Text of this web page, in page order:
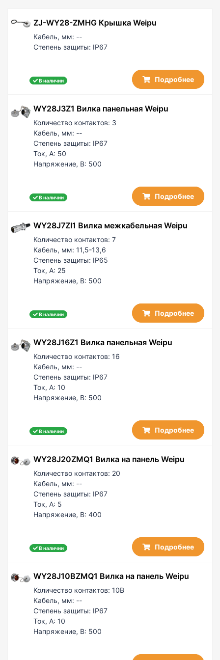
PG16/AD21.2
PG21/AD28.5
PG29/AD34.5
50
50 / 10
50 / 25
100 / 50
ZJ-WY28-ZMHG Крышка Weipu
Кабель, мм: --
Степень защиты: IP67
В наличии Подробнее
WY28J3Z1 Вилка панельная Weipu
Количество контактов: 3
Кабель, мм: --
Степень защиты: IP67
Ток, А: 50
Напряжение, В: 500
В наличии Подробнее
WY28J7ZI1 Вилка межкабельная Weipu
Количество контактов: 7
Кабель, мм: 11,5-13,6
Степень защиты: IP65
Ток, А: 25
Напряжение, В: 500
В наличии Подробнее
WY28J16Z1 Вилка панельная Weipu
Количество контактов: 16
Кабель, мм: --
Степень защиты: IP67
Ток, А: 10
Напряжение, В: 500
В наличии Подробнее
WY28J20ZMQ1 Вилка на панель Weipu
Количество контактов: 20
Кабель, мм: --
Степень защиты: IP67
Ток, А: 5
Напряжение, В: 400
В наличии Подробнее
WY28J10BZMQ1 Вилка на панель Weipu
Количество контактов: 10B
Кабель, мм: --
Степень защиты: IP67
Ток, А: 10
Напряжение, В: 500